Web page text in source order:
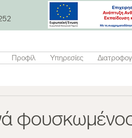
Προφίλ Υπηρεσίες